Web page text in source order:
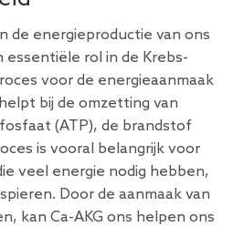
de energieproductie van ons
rol in de Krebs-
voor de energieaanmaak
bij de omzetting van
(ATP), de brandstof
is vooral belangrijk voor
veel energie nodig hebben,
Door de aanmaak van
kan Ca-AKG ons helpen ons